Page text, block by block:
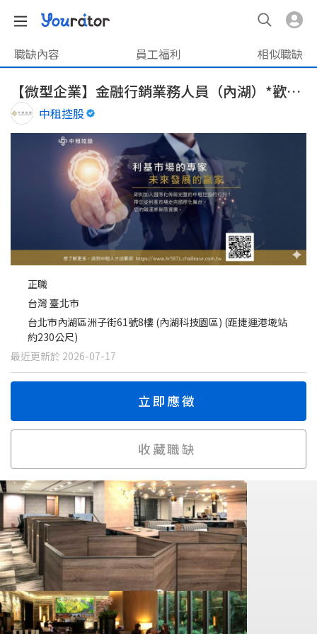
職缺內容 員工福利 相似職缺
【微型企業】金融行銷業務人員（內湖）*歡迎新鮮人/無經驗可
中租控股
正職
台灣 臺北市
台北市內湖區洲子街61號8樓 (內湖科技園區) (距捷運港墘站
約230公尺)
最近更新於 2026-07-17
立即應徵
收藏職缺